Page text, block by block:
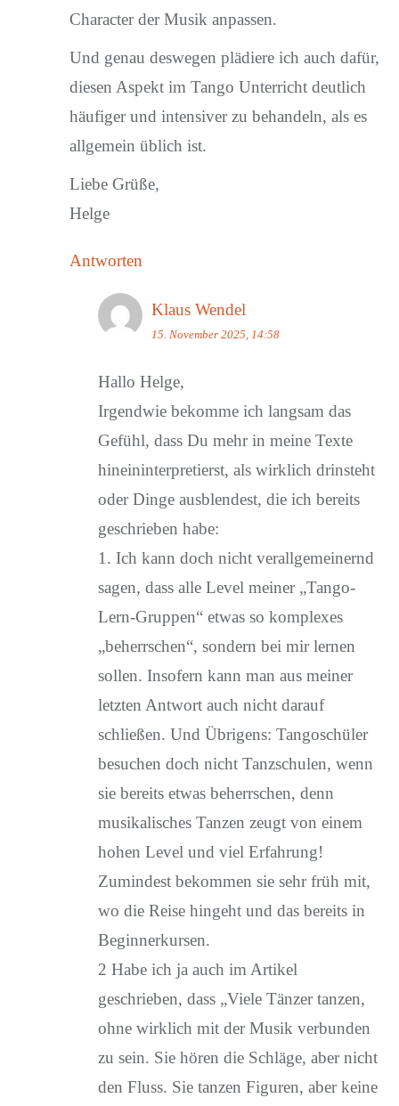
Character der Musik anpassen.
Und genau deswegen plädiere ich auch dafür,
diesen Aspekt im Tango Unterricht deutlich
häufiger und intensiver zu behandeln, als es
allgemein üblich ist.
Liebe Grüße,
Helge
Antworten
Klaus Wendel
15. November 2025, 14:58
Hallo Helge,
Irgendwie bekomme ich langsam das
Gefühl, dass Du mehr in meine Texte
hineininterpretierst, als wirklich drinsteht
oder Dinge ausblendest, die ich bereits
geschrieben habe:
1. Ich kann doch nicht verallgemeinernd
sagen, dass alle Level meiner „Tango-
Lern-Gruppen“ etwas so komplexes
„beherrschen“, sondern bei mir lernen
sollen. Insofern kann man aus meiner
letzten Antwort auch nicht darauf
schließen. Und Übrigens: Tangoschüler
besuchen doch nicht Tanzschulen, wenn
sie bereits etwas beherrschen, denn
musikalisches Tanzen zeugt von einem
hohen Level und viel Erfahrung!
Zumindest bekommen sie sehr früh mit,
wo die Reise hingeht und das bereits in
Beginnerkursen.
2 Habe ich ja auch im Artikel
geschrieben, dass „Viele Tänzer tanzen,
ohne wirklich mit der Musik verbunden
zu sein. Sie hören die Schläge, aber nicht
den Fluss. Sie tanzen Figuren, aber keine